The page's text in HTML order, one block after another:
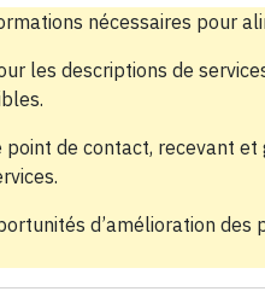
nécessaires pour
les descriptions de
point de contact, recevant
d’amélioration des